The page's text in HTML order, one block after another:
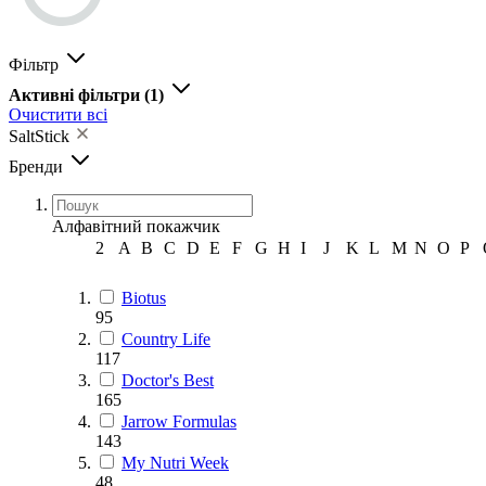
Фільтр
Активні фільтри (1)
Очистити всі
SaltStick
Бренди
Алфавітний покажчик
2
A B C D E F G H I J K L M N O P
Biotus
95
Country Life
117
Doctor's Best
165
Jarrow Formulas
143
My Nutri Week
48